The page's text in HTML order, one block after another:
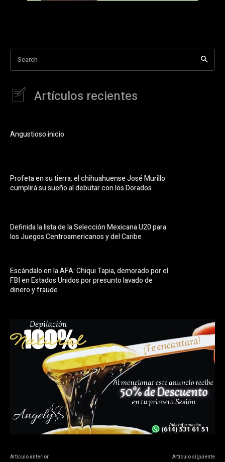
Search
Artículos recientes
Angustioso inicio
Profeta en su tierra: el chihuahuense José Murillo
cumplirá su sueño al debutar con los Dorados
Definida la lista de la Selección Mexicana U20 para
los Juegos Centroamericanos y del Caribe
Escándalo en la AFA: Chiqui Tapia, demorado por el
FBI en Estados Unidos por presunto lavado de
dinero y fraude
Artículo anterior Artículo siguiente